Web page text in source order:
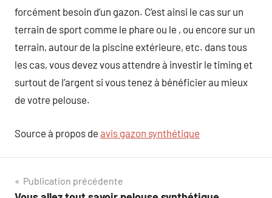
forcément besoin d’un gazon. C’est ainsi le cas sur un
terrain de sport comme le phare ou le , ou encore sur un
terrain, autour de la piscine extérieure, etc. dans tous
les cas, vous devez vous attendre à investir le timing et
surtout de l’argent si vous tenez à bénéficier au mieux
de votre pelouse.
Source à propos de avis gazon synthétique
Navigation
Publication précédente